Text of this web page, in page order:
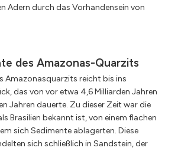
Adern durch das Vorhandensein von
des Amazonas-Quarzits
Amazonasquarzits reicht bis ins
das von vor etwa 4,6 Milliarden Jahren
Jahren dauerte. Zu dieser Zeit war die
Brasilien bekannt ist, von einem flachen
sich Sedimente ablagerten. Diese
sich schließlich in Sandstein, der